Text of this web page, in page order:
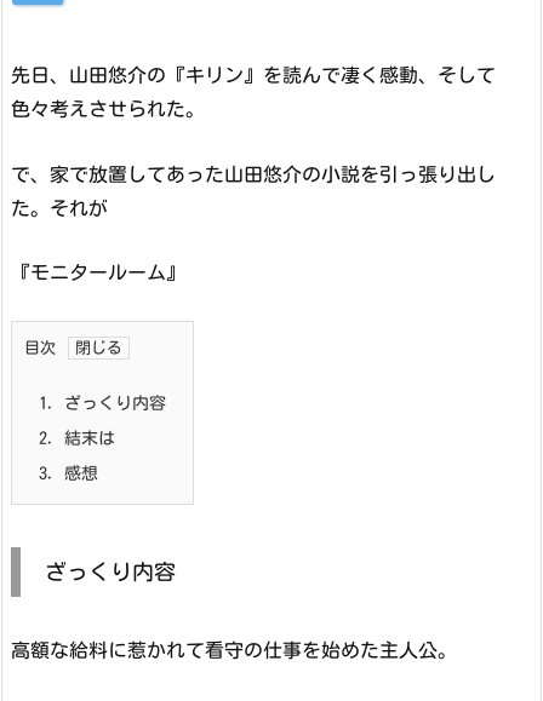
先日、山田悠介の『キリン』を読んで凄く感動、そして
色々考えさせられた。
で、家で放置してあった山田悠介の小説を引っ張り出し
た。それが
『モニタールーム』
目次
1. ざっくり内容
2. 結末は
3. 感想
ざっくり内容
高額な給料に惹かれて看守の仕事を始めた主人公。